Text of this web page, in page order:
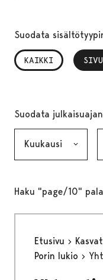
Suodata
KAIKKI ,
Suodata
Haku "page/10"
Etusivu
Porin lukio